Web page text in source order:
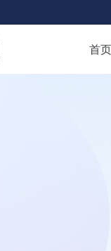
首页